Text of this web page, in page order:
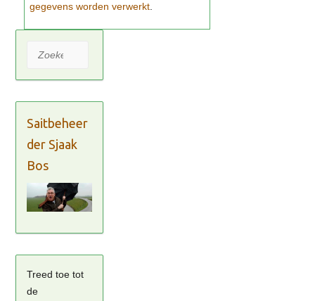
gegevens worden verwerkt
Zoeken
Saitbeheer
der Sjaak
Bos
Treed toe tot
de